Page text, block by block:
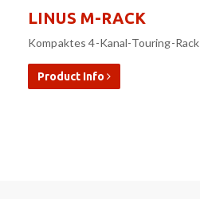
LINUS M-RACK
Kompaktes 4-Kanal-Touring-Rack
Product Info